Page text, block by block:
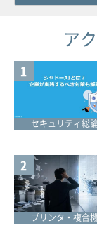
ア
1
セキュリティ総
2
プリンタ・複合